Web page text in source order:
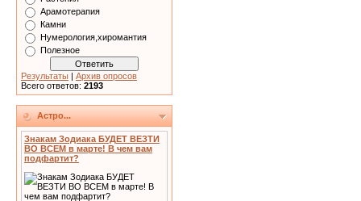
Арамотерапия
Камни
Нумерология,хиромантия
Полезное
Результаты | Архив опросов
Всего ответов: 2193
Астро...
Знакам Зодиака БУДЕТ ВЕЗТИ
ВО ВСЕМ в марте! В чем вам
подфартит?